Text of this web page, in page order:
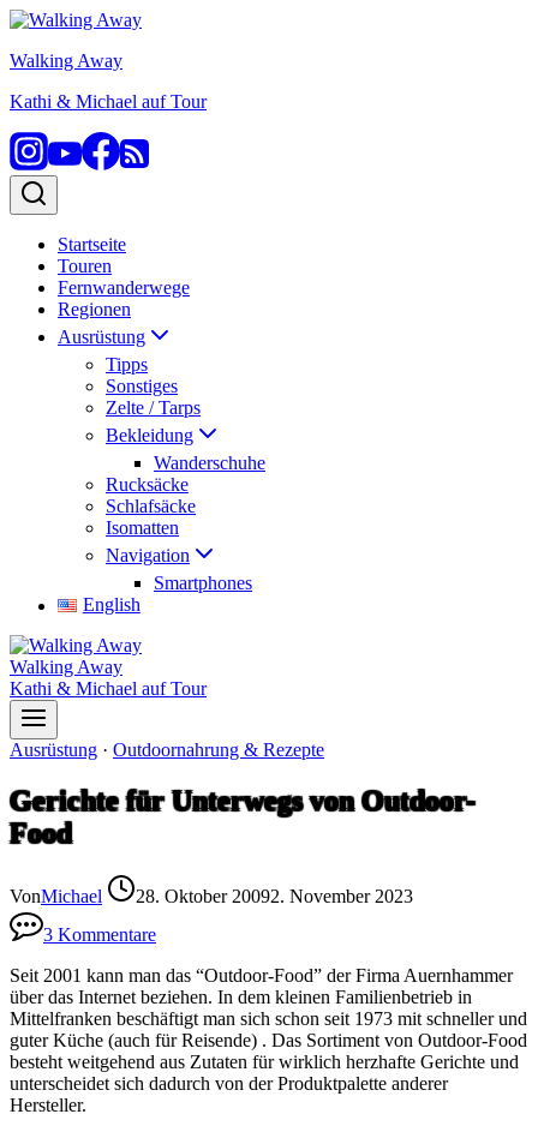
Zum
springen
Walking Away
Kathi & Michael auf Tour
Startseite
Touren
Fernwanderwege
Regionen
Ausrüstung
Tipps
Sonstiges
Zelte / Tarps
Bekleidung
Wanderschuhe
Rucksäcke
Schlafsäcke
Isomatten
Navigation
Smartphones
English
Walking Away
Kathi & Michael auf Tour
Ausrüstung · Outdoornahrung & Rezepte
Gerichte für Unterwegs von Outdoor-
Food
VonMichael 28. Oktober 20092. November 2023
3 Kommentare
Seit 2001 kann man das “Outdoor-Food” der Firma Auernhammer
über das Internet beziehen. In dem kleinen Familienbetrieb in
Mittelfranken beschäftigt man sich schon seit 1973 mit schneller und
guter Küche (auch für Reisende) . Das Sortiment von Outdoor-Food
besteht weitgehend aus Zutaten für wirklich herzhafte Gerichte und
unterscheidet sich dadurch von der Produktpalette anderer
Hersteller.